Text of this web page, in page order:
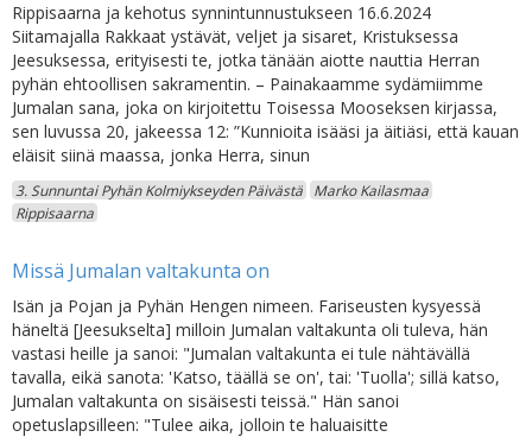
Rippisaarna ja kehotus synnintunnustukseen 16.6.2024
Siitamajalla Rakkaat ystävät, veljet ja sisaret, Kristuksessa
Jeesuksessa, erityisesti te, jotka tänään aiotte nauttia Herran
pyhän ehtoollisen sakramentin. – Painakaamme sydämiimme
Jumalan sana, joka on kirjoitettu Toisessa Mooseksen kirjassa,
sen luvussa 20, jakeessa 12: ”Kunnioita isääsi ja äitiäsi, että kauan
eläisit siinä maassa, jonka Herra, sinun
3. Sunnuntai Pyhän Kolmiykseyden Päivästä
Marko Kailasmaa
Rippisaarna
Missä Jumalan valtakunta on
Isän ja Pojan ja Pyhän Hengen nimeen. Fariseusten kysyessä
häneltä [Jeesukselta] milloin Jumalan valtakunta oli tuleva, hän
vastasi heille ja sanoi: "Jumalan valtakunta ei tule nähtävällä
tavalla, eikä sanota: 'Katso, täällä se on', tai: 'Tuolla'; sillä katso,
Jumalan valtakunta on sisäisesti teissä." Hän sanoi
opetuslapsilleen: "Tulee aika, jolloin te haluaisitte